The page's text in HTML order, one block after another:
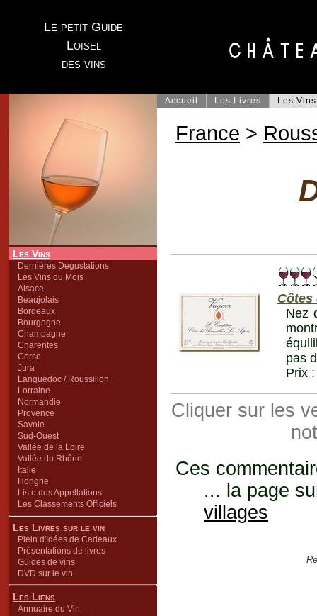
Le petit Guide
Loisel
des vins
Les Vins
Dernières Dégustations
Les Vins du Mois
Alsace
Beaujolais
Bordeaux
Bourgogne
Champagne
Charentes
Corse
Jura
Languedoc / Roussillon
Lorraine
Normandie
Provence
Savoie
Sud-Ouest
Vallée de la Loire
Vallée du Rhône
Italie
Hongrie
Liste des Appellations
Les Classements Officiels
Les Livres sur le vin
Plein d'Idées de Cadeaux
Présentations de livres
Guides de vins
DVD sur le vin
Les Liens
Annuaire du Vin
Accueil Les Livres Les Vins
France >
Nez
pas
Prix
Cliquer sur les
Ces
... la page
villages